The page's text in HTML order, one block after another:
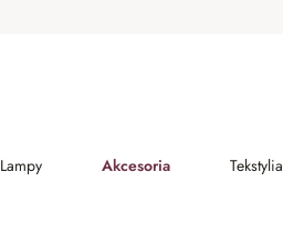
Lampy Akcesoria Tekstylia